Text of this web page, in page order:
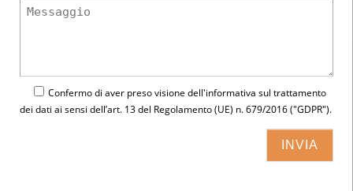
Confermo di aver preso visione dell'informativa sul trattamento
dei dati ai sensi dell’art. 13 del Regolamento (UE) n. 679/2016 ("GDPR").